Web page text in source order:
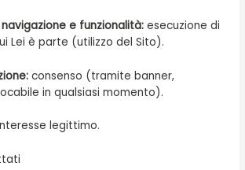
e funzionalità: esecuzione di
Lei è parte (utilizzo del Sito).
consenso (tramite banner,
in qualsiasi momento).
legittimo.